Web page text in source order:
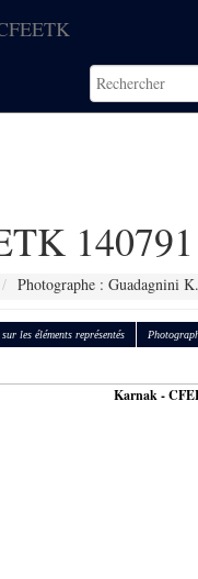
140791
Photographe : Guadagnini K.
les éléments représentés